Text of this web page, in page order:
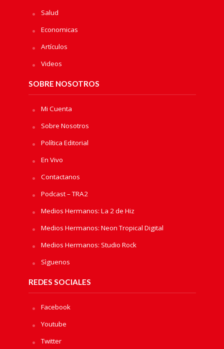
Salud
Economicas
Artículos
Videos
SOBRE NOSOTROS
Mi Cuenta
Sobre Nosotros
Política Editorial
En Vivo
Contactanos
Podcast – TRA2
Medios Hermanos: La 2 de Hiz
Medios Hermanos: Neon Tropical Digital
Medios Hermanos: Studio Rock
Sìguenos
REDES SOCIALES
Facebook
Youtube
Twitter